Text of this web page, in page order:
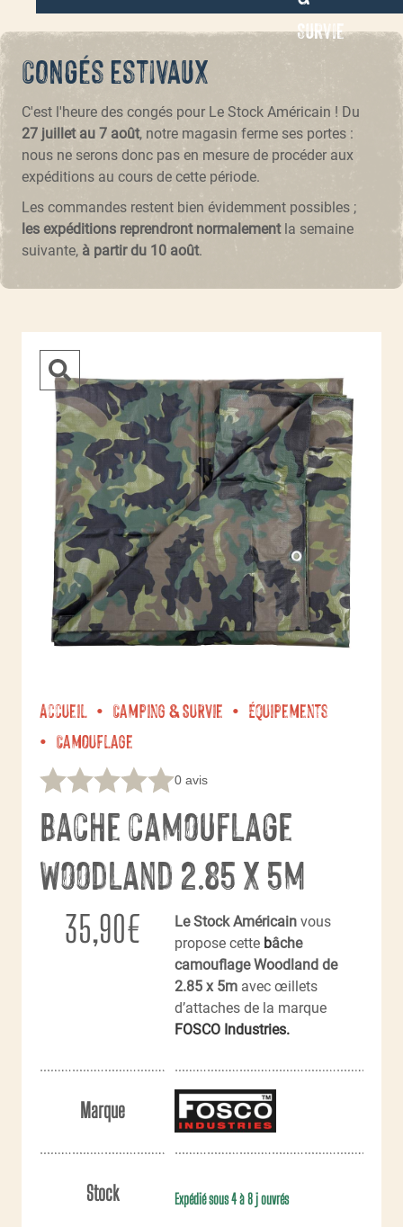
Survie
Congés estivaux
C'est l'heure des congés pour Le Stock Américain ! Du
27 juillet au 7 août, notre magasin ferme ses portes :
nous ne serons donc pas en mesure de procéder aux
expéditions au cours de cette période.
Les commandes restent bien évidemment possibles ;
les expéditions reprendront normalementla semaine
suivante, à partir du 10 août.
Accueil Camping & Survie
Équipements
Camouflage
0 avis
Bache camouflage
Woodland 2.85 x 5m
35,90€ Le Stock Américain vous
propose cette bâche
camouflage Woodland de
2.85 x 5m avec œillets
d’attaches de la marque
FOSCO Industries.
Marque
Stock Expédié sous 4 à 8 j ouvrés